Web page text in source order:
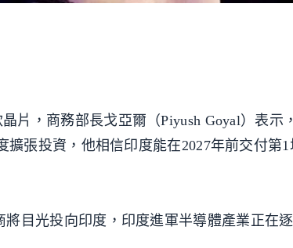
片，商務部長戈亞爾（Piyush Goyal）表示
張投資，他相信印度能在2027年前交付第1
目光投向印度，印度進軍半導體產業正在